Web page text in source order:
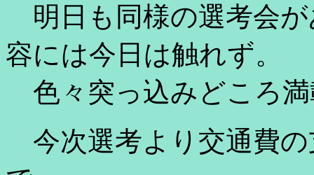
明日も同様の選考会
容には今日は触れず。
色々突っ込みどころ
今次選考より交通費の